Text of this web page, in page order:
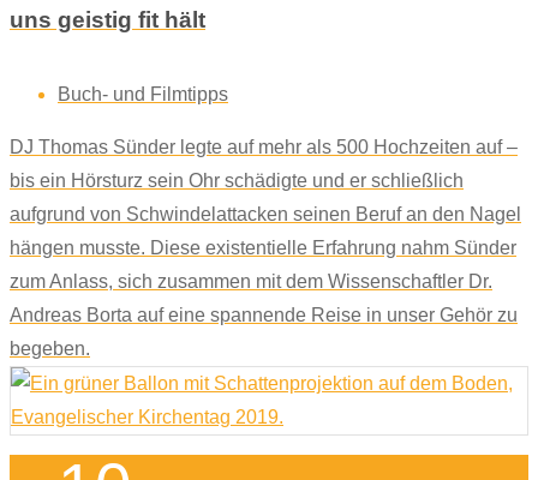
uns geistig fit hält
Buch- und Filmtipps
DJ Thomas Sünder legte auf mehr als 500 Hochzeiten auf –
bis ein Hörsturz sein Ohr schädigte und er schließlich
aufgrund von Schwindelattacken seinen Beruf an den Nagel
hängen musste. Diese existentielle Erfahrung nahm Sünder
zum Anlass, sich zusammen mit dem Wissenschaftler Dr.
Andreas Borta auf eine spannende Reise in unser Gehör zu
begeben.